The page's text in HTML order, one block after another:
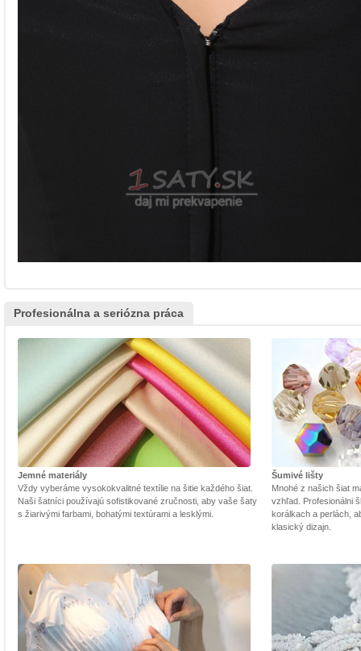
Profesionálna a seriózna práca
Jemné materiály
Vždy vyberáme vysokokvalitné textílie na šitie každého šiat.
Naši šatníci používajú sofistikované zručnosti, aby vaše šaty
s žiarivými farbami, bohatými textúrami a lesklými.
Šumivé lišty
Mnohé z našich šiat
vzhľad. Profesionálni
korálkach a perlách,
klasický dizajn.